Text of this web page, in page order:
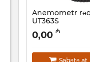
Anemometr
UT363S
Artikul: 12018365
0,00 ₼
Səbətə at